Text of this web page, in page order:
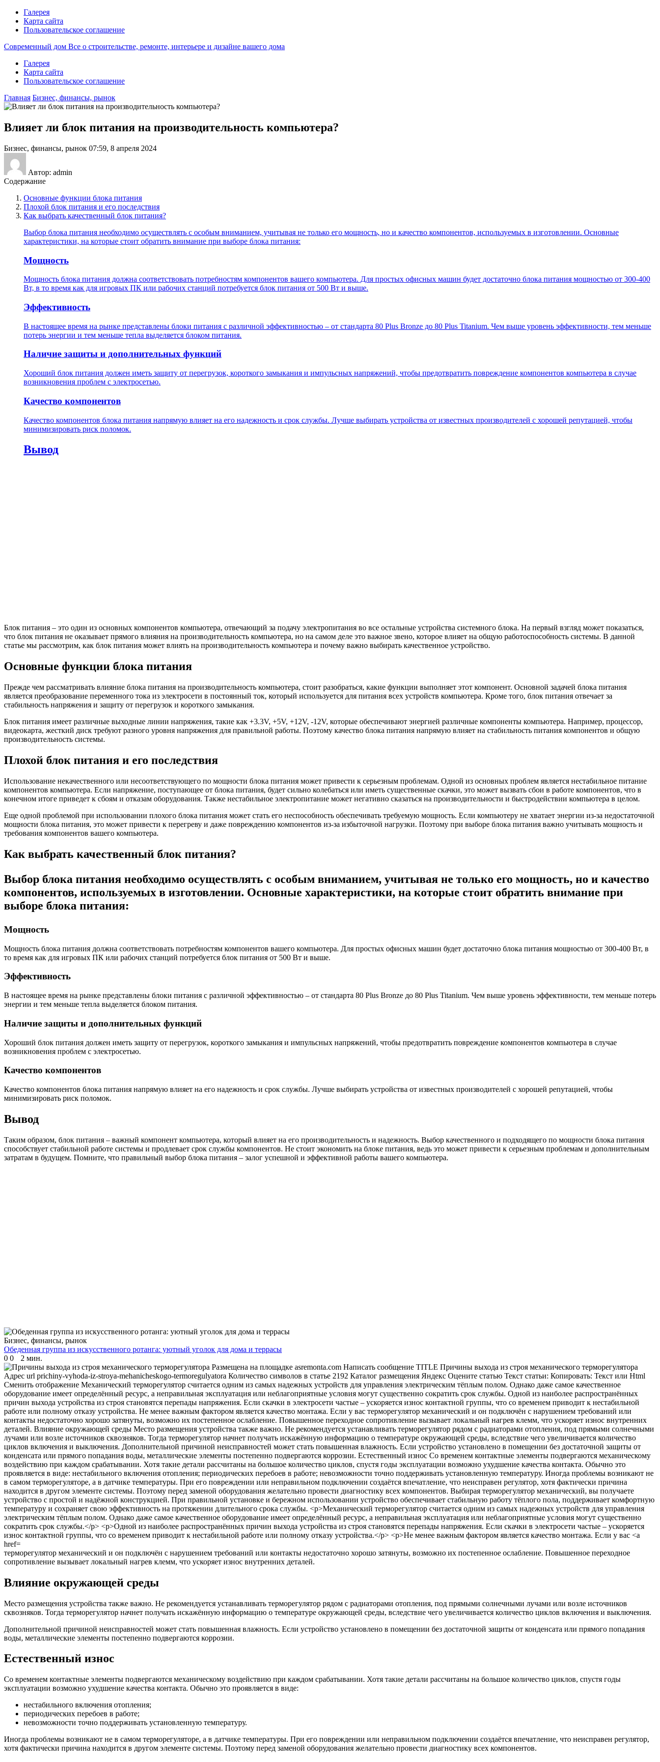
Галерея
Карта сайта
Пользовательское соглашение
Современный дом Все о строительстве, ремонте, интерьере и дизайне вашего дома
Галерея
Карта сайта
Пользовательское соглашение
Главная Бизнес, финансы, рынок
Влияет ли блок питания на производительность компьютера?
Бизнес, финансы, рынок 07:59, 8 апреля 2024
Автор: admin
Содержание
Основные функции блока питания
Плохой блок питания и его последствия
Как выбрать качественный блок питания?
Выбор блока питания необходимо осуществлять с особым вниманием, учитывая не только его мощность, но и качество компонентов, используемых в изготовлении. Основные
характеристики, на которые стоит обратить внимание при выборе блока питания:
Мощность
Мощность блока питания должна соответствовать потребностям компонентов вашего компьютера. Для простых офисных машин будет достаточно блока питания мощностью от 300-400
Вт, в то время как для игровых ПК или рабочих станций потребуется блок питания от 500 Вт и выше.
Эффективность
В настоящее время на рынке представлены блоки питания с различной эффективностью – от стандарта 80 Plus Bronze до 80 Plus Titanium. Чем выше уровень эффективности, тем меньше
потерь энергии и тем меньше тепла выделяется блоком питания.
Наличие защиты и дополнительных функций
Хороший блок питания должен иметь защиту от перегрузок, короткого замыкания и импульсных напряжений, чтобы предотвратить повреждение компонентов компьютера в случае
возникновения проблем с электросетью.
Качество компонентов
Качество компонентов блока питания напрямую влияет на его надежность и срок службы. Лучше выбирать устройства от известных производителей с хорошей репутацией, чтобы
минимизировать риск поломок.
Вывод
Блок питания – это один из основных компонентов компьютера, отвечающий за подачу электропитания во все остальные устройства системного блока. На первый взгляд может показаться,
что блок питания не оказывает прямого влияния на производительность компьютера, но на самом деле это важное звено, которое влияет на общую работоспособность системы. В данной
статье мы рассмотрим, как блок питания может влиять на производительность компьютера и почему важно выбирать качественное устройство.
Основные функции блока питания
Прежде чем рассматривать влияние блока питания на производительность компьютера, стоит разобраться, какие функции выполняет этот компонент. Основной задачей блока питания
является преобразование переменного тока из электросети в постоянный ток, который используется для питания всех устройств компьютера. Кроме того, блок питания отвечает за
стабильность напряжения и защиту от перегрузок и короткого замыкания.
Блок питания имеет различные выходные линии напряжения, такие как +3.3V, +5V, +12V, -12V, которые обеспечивают энергией различные компоненты компьютера. Например, процессор,
видеокарта, жесткий диск требуют разного уровня напряжения для правильной работы. Поэтому качество блока питания напрямую влияет на стабильность питания компонентов и общую
производительность системы.
Плохой блок питания и его последствия
Использование некачественного или несоответствующего по мощности блока питания может привести к серьезным проблемам. Одной из основных проблем является нестабильное питание
компонентов компьютера. Если напряжение, поступающее от блока питания, будет сильно колебаться или иметь существенные скачки, это может вызвать сбои в работе компонентов, что в
конечном итоге приведет к сбоям и отказам оборудования. Также нестабильное электропитание может негативно сказаться на производительности и быстродействии компьютера в целом.
Еще одной проблемой при использовании плохого блока питания может стать его неспособность обеспечивать требуемую мощность. Если компьютеру не хватает энергии из-за недостаточной
мощности блока питания, это может привести к перегреву и даже повреждению компонентов из-за избыточной нагрузки. Поэтому при выборе блока питания важно учитывать мощность и
требования компонентов вашего компьютера.
Как выбрать качественный блок питания?
Выбор блока питания необходимо осуществлять с особым вниманием, учитывая не только его мощность, но и качество
компонентов, используемых в изготовлении. Основные характеристики, на которые стоит обратить внимание при
выборе блока питания:
Мощность
Мощность блока питания должна соответствовать потребностям компонентов вашего компьютера. Для простых офисных машин будет достаточно блока питания мощностью от 300-400 Вт, в
то время как для игровых ПК или рабочих станций потребуется блок питания от 500 Вт и выше.
Эффективность
В настоящее время на рынке представлены блоки питания с различной эффективностью – от стандарта 80 Plus Bronze до 80 Plus Titanium. Чем выше уровень эффективности, тем меньше потерь
энергии и тем меньше тепла выделяется блоком питания.
Наличие защиты и дополнительных функций
Хороший блок питания должен иметь защиту от перегрузок, короткого замыкания и импульсных напряжений, чтобы предотвратить повреждение компонентов компьютера в случае
возникновения проблем с электросетью.
Качество компонентов
Качество компонентов блока питания напрямую влияет на его надежность и срок службы. Лучше выбирать устройства от известных производителей с хорошей репутацией, чтобы
минимизировать риск поломок.
Вывод
Таким образом, блок питания – важный компонент компьютера, который влияет на его производительность и надежность. Выбор качественного и подходящего по мощности блока питания
способствует стабильной работе системы и продлевает срок службы компонентов. Не стоит экономить на блоке питания, ведь это может привести к серьезным проблемам и дополнительным
затратам в будущем. Помните, что правильный выбор блока питания – залог успешной и эффективной работы вашего компьютера.
Бизнес, финансы, рынок
Обеденная группа из искусственного ротанга: уютный уголок для дома и террасы
0 0 2 мин.
терморегулятор механический и он подключён с нарушением требований или контакты недостаточно хорошо затянуты, возможно их постепенное ослабление. Повышенное переходное
сопротивление вызывает локальный нагрев клемм, что ускоряет износ внутренних деталей.
Влияние окружающей среды
Место размещения устройства также важно. Не рекомендуется устанавливать терморегулятор рядом с радиаторами отопления, под прямыми солнечными лучами или возле источников
сквозняков. Тогда терморегулятор начнет получать искажённую информацию о температуре окружающей среды, вследствие чего увеличивается количество циклов включения и выключения.
Дополнительной причиной неисправностей может стать повышенная влажность. Если устройство установлено в помещении без достаточной защиты от конденсата или прямого попадания
воды, металлические элементы постепенно подвергаются коррозии.
Естественный износ
Со временем контактные элементы подвергаются механическому воздействию при каждом срабатывании. Хотя такие детали рассчитаны на большое количество циклов, спустя годы
эксплуатации возможно ухудшение качества контакта. Обычно это проявляется в виде:
нестабильного включения отопления;
периодических перебоев в работе;
невозможности точно поддерживать установленную температуру.
Иногда проблемы возникают не в самом терморегуляторе, а в датчике температуры. При его повреждении или неправильном подключении создаётся впечатление, что неисправен регулятор,
хотя фактически причина находится в другом элементе системы. Поэтому перед заменой оборудования желательно провести диагностику всех компонентов.